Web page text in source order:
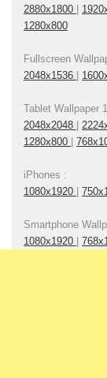
2880x1800 |
1280x800
Fullscreen
2048x1536 |
Tablet Wallpaper
2048x2048 |
1280x800 |
iPhones :
1080x1920 |
Smartphone
1080x1920 |